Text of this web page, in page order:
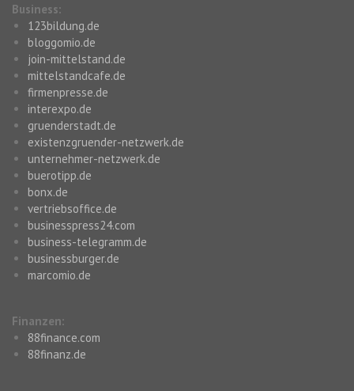
Business:
123bildung.de
bloggomio.de
join-mittelstand.de
mittelstandcafe.de
firmenpresse.de
interexpo.de
gruenderstadt.de
existenzgruender-netzwerk.de
unternehmer-netzwerk.de
buerotipp.de
bonx.de
vertriebsoffice.de
businesspress24.com
business-telegramm.de
businessburger.de
marcomio.de
Finanzen:
88finance.com
88finanz.de